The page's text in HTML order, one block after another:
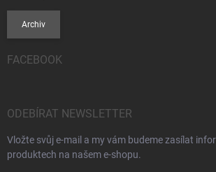
Archiv
FACEBOOK
ODEBÍRAT NEWSLETTER
Vložte svůj e-mail a my vám budeme zasílat
produktech na našem e-shopu.